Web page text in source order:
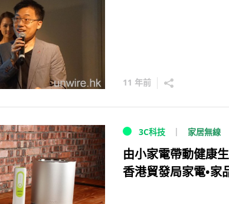
11 年前
3C科技 家居無線
由小家電帶動健康
香港貿發局家電•家